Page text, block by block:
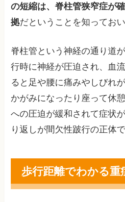
の短縮は、脊柱管狭窄症が
拠だということを知ってお
脊柱管という神経の通り道
行時に神経が圧迫され、血
ると足や腰に痛みやしびれ
かがみになったり座って休
への圧迫が緩和されて症状
り返しが間欠性跛行の正体で
歩行距離でわかる重